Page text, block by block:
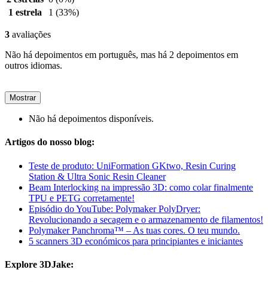
1 estrela
1 (33%)
3 avaliações
Não há depoimentos em português, mas há 2 depoimentos em
outros idiomas.
Mostrar
Não há depoimentos disponíveis.
Artigos do nosso blog:
Teste de produto: UniFormation GKtwo, Resin Curing
Station & Ultra Sonic Resin Cleaner
Beam Interlocking na impressão 3D: como colar finalmente
TPU e PETG corretamente!
Episódio do YouTube: Polymaker PolyDryer:
Revolucionando a secagem e o armazenamento de filamentos!
Polymaker Panchroma™ – As tuas cores. O teu mundo.
5 scanners 3D económicos para principiantes e iniciantes
Explore 3DJake: